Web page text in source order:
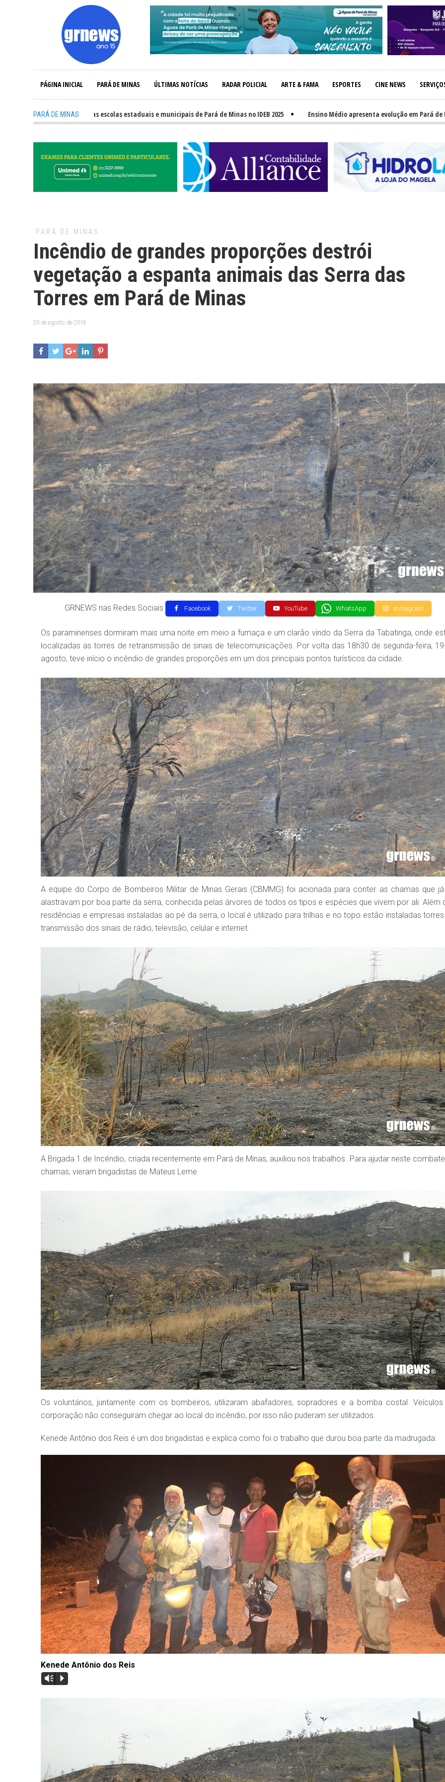
PÁGINA INICIAL PARÁ DE MINAS ÚLTIMAS NOTÍCIAS RADAR POLICIAL ARTE & FAMA ESPORTES CINE NEWS
PARÁ DE MINAS
o desempenho das escolas estaduais e municipais de Pará de Minas no IDEB 2025 - Ensino Médio apresenta evolução em Pará de Minas,
PARÁ DE MINAS
Incêndio de grandes proporções destrói
vegetação a espanta animais das Serra das
Torres em Pará de Minas
20 de agosto de 2019
GRNEWS nas Redes Sociais Facebook Twitter YouTube WhatsApp Instagram
Os paraminenses dormiram mais uma noite em meio a fumaça e um clarão vindo da Serra da Tabatinga, onde
localizadas as torres de retransmissão de sinais de telecomunicações. Por volta das 18h30 de segunda-feira,
agosto, teve início o incêndio de grandes proporções em um dos principais pontos turísticos da cidade.
A equipe do Corpo de Bombeiros Militar de Minas Gerais (CBMMG) foi acionada para conter as chamas que
alastravam por boa parte da serra, conhecida pelas árvores de todos os tipos e espécies que vivem por ali. Além
residências e empresas instaladas ao pé da serra, o local é utilizado para trilhas e no topo estão instaladas
transmissão dos sinais de rádio, televisão, celular e internet.
A Brigada 1 de Incêndio, criada recentemente em Pará de Minas, auxiliou nos trabalhos. Para ajudar neste
chamas, vieram brigadistas de Mateus Leme.
Os voluntários, juntamente com os bombeiros, utilizaram abafadores, sopradores e a bomba costal.
corporação não conseguiram chegar ao local do incêndio, por isso não puderam ser utilizados.
Kenede Antônio dos Reis é um dos brigadistas e explica como foi o trabalho que durou boa parte da madrugada:
Kenede Antônio dos Reis
Vm P